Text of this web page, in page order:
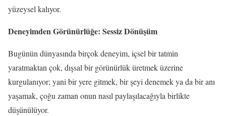
yüzeysel kalıyor.
Deneyimden Görünürlüğe: Sessiz Dönüşüm
Bugünün dünyasında birçok deneyim, içsel bir tatmin
yaratmaktan çok, dışsal bir görünürlük üretmek üzerine
kurgulanıyor; yani bir yere gitmek, bir şeyi denemek ya da bir anı
yaşamak, çoğu zaman onun nasıl paylaşılacağıyla birlikte
düşünülüyor.